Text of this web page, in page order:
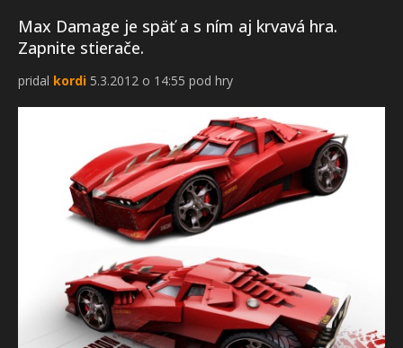
Max Damage je späť a s ním aj krvavá hra.
Zapnite stierače.
pridal kordi 5.3.2012 o 14:55 pod hry